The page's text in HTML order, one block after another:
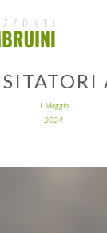
1 Maggio
2024